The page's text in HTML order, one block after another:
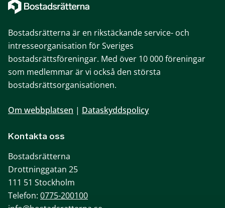
Bostadsrätterna är en rikstäckande service- och
intresseorganisation för Sveriges
bostadsrättsföreningar. Med över 10 000 föreningar
som medlemmar är vi också den största
bostadsrättsorganisationen.
Om webbplatsen | Dataskyddspolicy
Kontakta oss
Bostadsrätterna
Drottninggatan 25
111 51 Stockholm
Telefon: 0775-200100